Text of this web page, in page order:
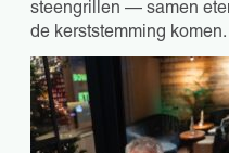
steengrillen — samen
de kerststemming komen.